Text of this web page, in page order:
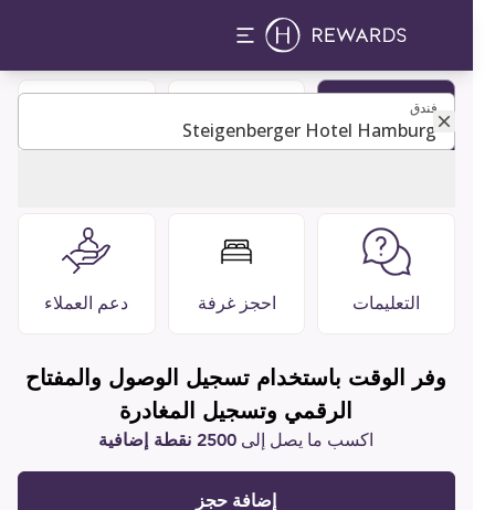
فندقفندق
التعليمات احجز غرفة دعم العملاء
وفر الوقت باستخدام تسجيل الوصول والمفتاح
الرقمي وتسجيل المغادرة
اكسب ما يصل إلى2500 نقطة إضافية
إضافة حجز